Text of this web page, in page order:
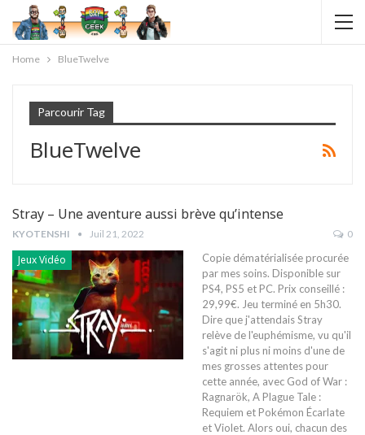
Home BlueTwelve
Parcourir Tag
BlueTwelve
Stray – Une aventure aussi brève qu’intense
KYOTENSHI Juil 21, 2022 0
Jeux Vidéo
Copie dématérialisée procurée
par mes soins. Disponible sur
PS4, PS5 et PC. Prix conseillé :
29,99€. Jeu terminé en 5h30.
Dire que j'attendais Stray
relève de l'euphémisme, vu qu'il
s'agit ni plus ni moins d'une de
mes grosses attentes pour
cette année, avec God of War :
Ragnarök, A Plague Tale :
Requiem et Pokémon Écarlate
et Violet. Alors oui, chacun des